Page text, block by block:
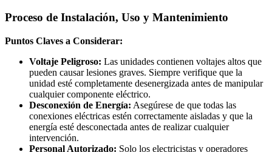
Proceso de Instalación, Uso y Mantenimiento
Puntos Claves a Considerar:
Voltaje Peligroso: Las unidades contienen voltajes altos que
pueden causar lesiones graves. Siempre verifique que la
unidad esté completamente desenergizada antes de manipular
cualquier componente eléctrico.
Desconexión de Energía: Asegúrese de que todas las
conexiones eléctricas estén correctamente aisladas y que la
energía esté desconectada antes de realizar cualquier
intervención.
Personal Autorizado: Solo los electricistas y operadores